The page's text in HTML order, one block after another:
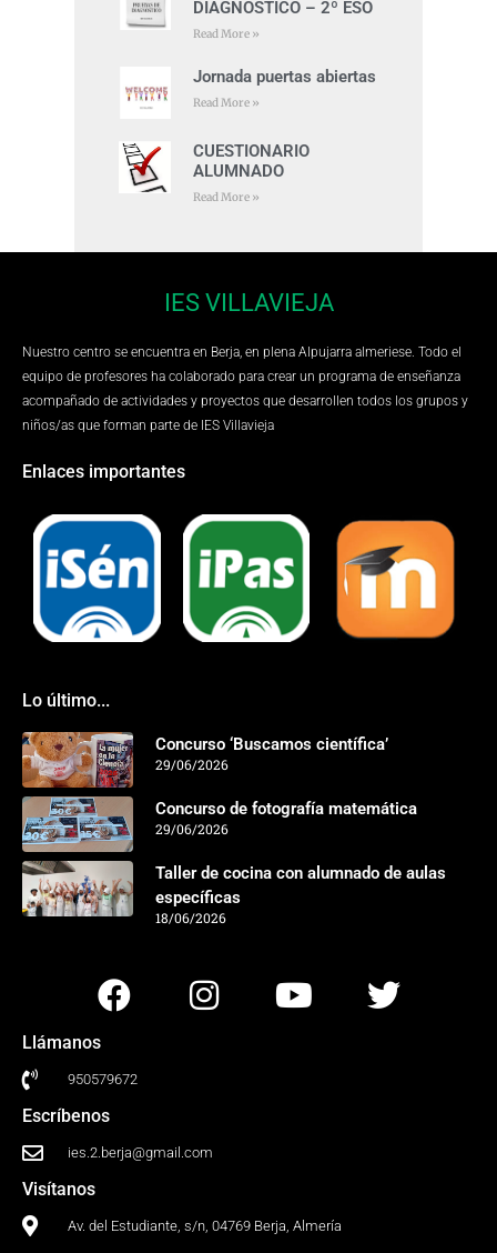
DIAGNÓSTICO – 2º ESO
Read More »
Jornada puertas abiertas
Read More »
CUESTIONARIO
ALUMNADO
Read More »
IES VILLAVIEJA
Nuestro centro se encuentra en Berja, en plena Alpujarra almeriese. Todo el
equipo de profesores ha colaborado para crear un programa de enseñanza
acompañado de actividades y proyectos que desarrollen todos los grupos y
niños/as que forman parte de IES Villavieja
Enlaces importantes
Lo último...
Concurso ‘Buscamos científica’
29/06/2026
Concurso de fotografía matemática
29/06/2026
Taller de cocina con alumnado de aulas
específicas
18/06/2026
Llámanos
950579672
Escríbenos
ies.2.berja@gmail.com
Visítanos
Av. del Estudiante, s/n, 04769 Berja, Almería